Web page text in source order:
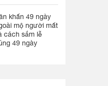
khấn 49 ngày
mộ người mất
cách sắm lễ
49 ngày